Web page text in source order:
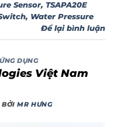
Sensor, TSAPA20E
, Water Pressure
Để lại bình luận
ỨNG DỤNG
Việt Nam
BỞIMR HƯNG